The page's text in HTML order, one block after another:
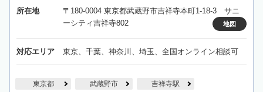
所在地
〒180-0004 東京都武蔵野市吉祥寺本町1-18-3 サニ
ーシティ吉祥寺802
地図
対応エリア 東京、千葉、神奈川、埼玉、全国オンライン相談可
東京都 武蔵野市 吉祥寺駅